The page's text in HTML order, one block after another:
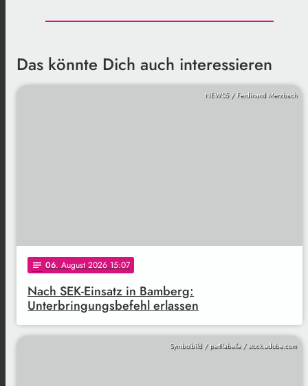
Das könnte Dich auch interessieren
NEWS5 / Ferdinand Merzbach
notes 06. August 2026 15:07
Nach SEK-Einsatz in Bamberg:
Unterbringungsbefehl erlassen
Symbolbild / pattilabelle / stock.adobe.com